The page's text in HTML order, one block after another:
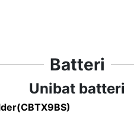
Batteri
Unibat batteri